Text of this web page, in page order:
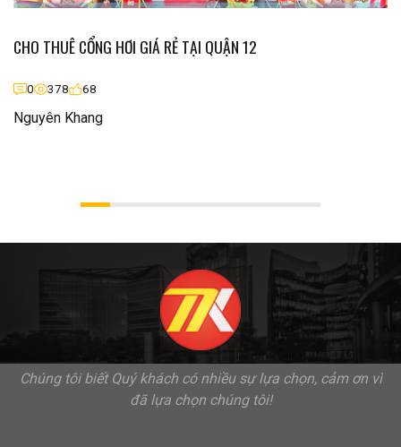
CHO THUÊ CỔNG HƠI GIÁ RẺ TẠI QUẬN 12
0 378 68
Nguyên Khang
Chúng tôi biết Quý khách có nhiều sự lựa chọn, cảm ơn vì
đã lựa chọn chúng tôi!